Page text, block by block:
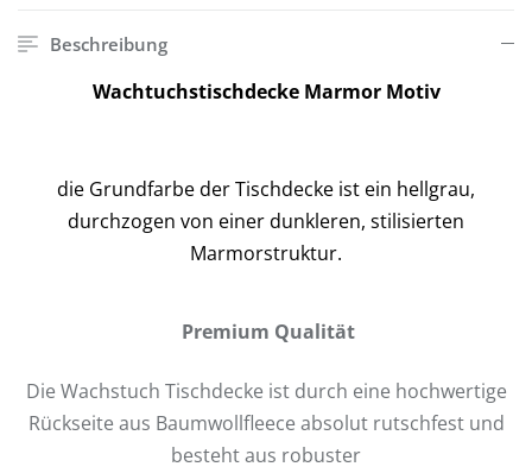
Beschreibung
Wachtuchstischdecke Marmor Motiv
die Grundfarbe der Tischdecke ist ein hellgrau,
durchzogen von einer dunkleren, stilisierten
Marmorstruktur.
Premium Qualität
Die Wachstuch Tischdecke ist durch eine hochwertige
Rückseite aus Baumwollfleece absolut rutschfest und
besteht aus robuster